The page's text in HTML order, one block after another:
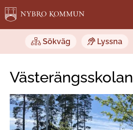
Sökväg Lyssna
Västerängsskolan